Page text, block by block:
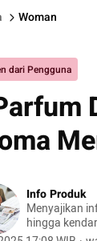
Woman
dari Pengguna
Info Produk
Menyajikan
hingga
terlengkap.